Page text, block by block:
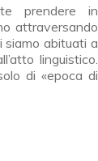
prendere in
attraversando
siamo abituati a
linguistico.
di «epoca di